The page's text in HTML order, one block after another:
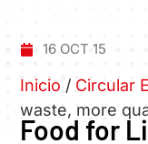
16 OCT 15
Inicio / Circular
waste, more
Food for